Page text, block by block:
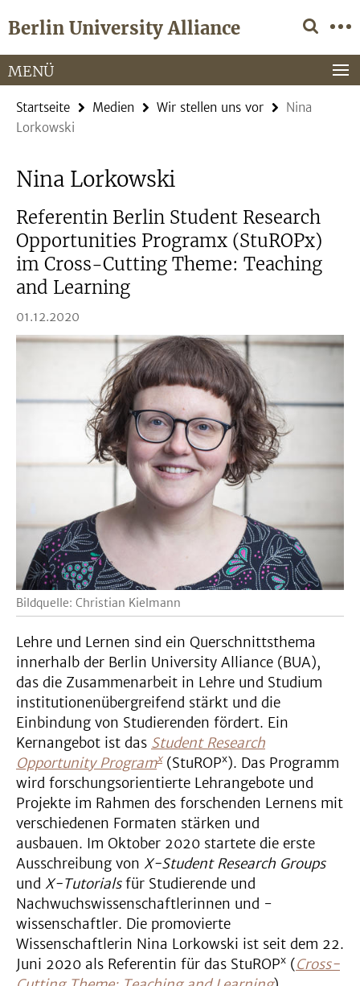
direkt
Inhalt
Berlin University Alliance
Service-
Navigation
MENÜ
Startseite Medien Wir stellen uns vor
Nina
Lorkowski
Nina Lorkowski
Referentin Berlin Student Research
Opportunities Programx (StuROPx)
im Cross-Cutting Theme: Teaching
and Learning
01.12.2020
Bildquelle: Christian Kielmann
Lehre und Lernen sind ein Querschnittsthema
innerhalb der Berlin University Alliance (BUA),
das die Zusammenarbeit in Lehre und Studium
institutionenübergreifend stärkt und die
Einbindung von Studierenden fördert. Ein
Kernangebot ist das Student Research
Opportunity Programx(StuROPx). Das Programm
wird forschungsorientierte Lehrangebote und
Projekte im Rahmen des forschenden Lernens mit
verschiedenen Formaten stärken und
ausbauen. Im Oktober 2020 startete die erste
Ausschreibung von X-Student Research Groups
und X-Tutorialsfür Studierende und
Nachwuchswissenschaftlerinnen und -
wissenschaftler. Die promovierte
Wissenschaftlerin Nina Lorkowski ist seit dem 22.
Juni 2020 als Referentin für das StuROPx (Cross-